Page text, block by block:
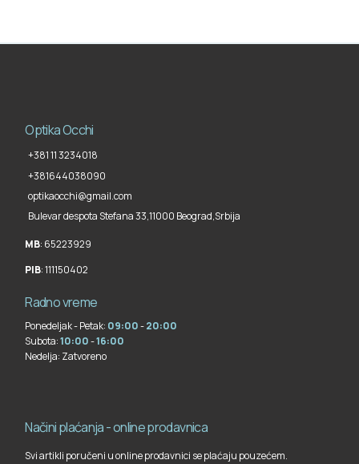
Optika Occhi
+381 11 3234018
+381644038090
optikaocchi@gmail.com
Bulevar despota Stefana 33,11000 Beograd,Srbija
MB: 65223929
PIB: 111150402
Radno vreme
Ponedeljak - Petak: 09:00-20:00
Subota:10:00-16:00
Nedelja: Zatvoreno
Načini plaćanja - online prodavnica
Svi artikli poručeni u online prodavnici se plaćaju pouzećem.